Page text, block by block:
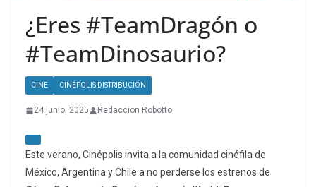
¿Eres #TeamDragón o
#TeamDinosaurio?
CINE CINÉPOLIS DISTRIBUCIÓN
24 junio, 2025 Redaccion Robotto
Este verano, Cinépolis invita a la comunidad cinéfila de
México, Argentina y Chile a no perderse los estrenos de